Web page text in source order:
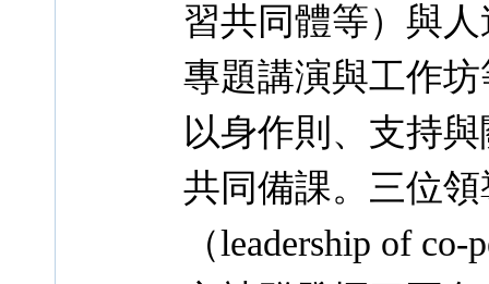
習共同體等）與
專題講演與工作
以身作則、支持
共同備課。三位
（leadership of